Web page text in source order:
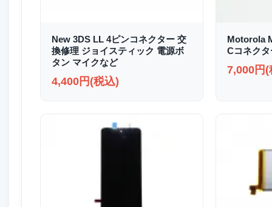
New 3DS LL 4ピンコネクター 交
換修理 ジョイスティック 電源ボ
タン マイクなど
4,400円(税込)
Motorola
Cコネク
7,000円(